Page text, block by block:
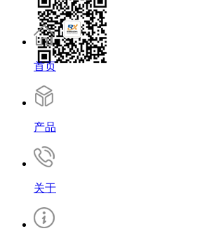
首页
产品
关于